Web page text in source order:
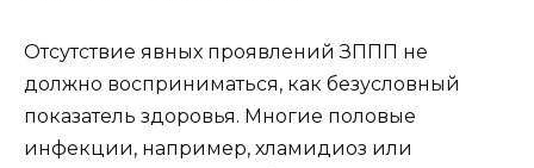
Отсутствие явных проявлений ЗППП не
должно восприниматься, как безусловный
показатель здоровья. Многие половые
инфекции, например, хламидиоз или